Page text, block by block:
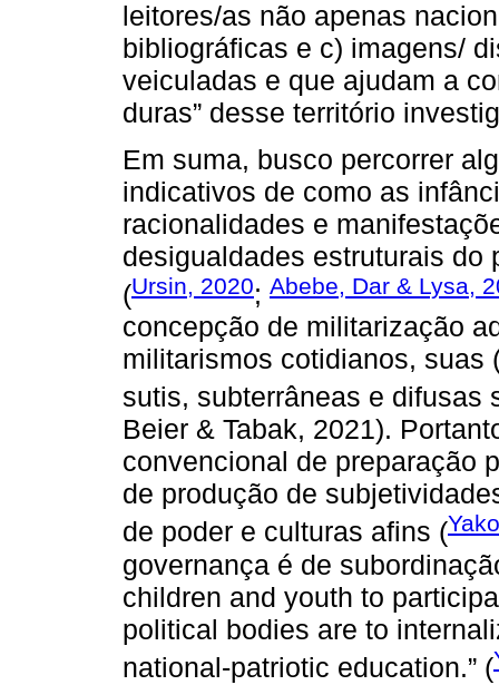
leitores/as não apenas
bibliográficas e c) imagens/
veiculadas e que ajudam a
duras” desse território
Em suma, busco percorrer
indicativos de como as
racionalidades e
desigualdades estruturais do
(Ursin, 2020; Abebe, Dar & Lysa,
concepção de militarização
militarismos cotidianos, suas
sutis, subterrâneas e difusas
Beier & Tabak, 2021).
convencional de preparação
de produção de
de poder e culturas afins (
governança é de
children and youth to
political bodies are to
national-patriotic education.” (